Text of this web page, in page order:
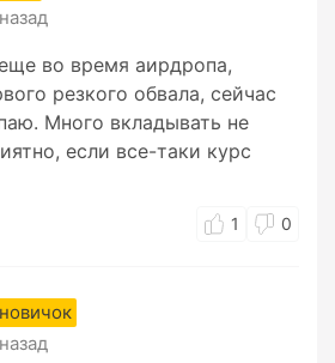
во время аирдропа,
резкого обвала, сейчас
Много вкладывать не
если все-таки курс
1 0
новичок